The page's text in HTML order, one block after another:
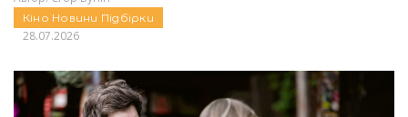
Кіно Новини Підбірки
28.07.2026